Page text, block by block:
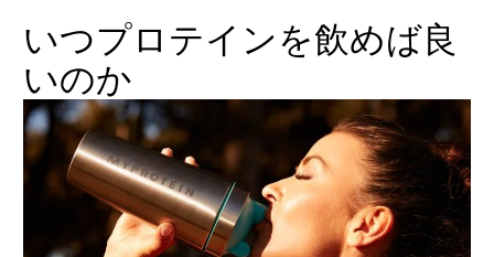
いつプロテインを飲めば良
いのか